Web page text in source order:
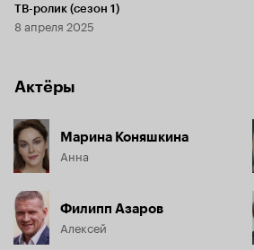
ТВ-ролик (сезон 1)
8 апреля 2025
Актёры
Марина Коняшкина
Анна
Филипп Азаров
Алексей